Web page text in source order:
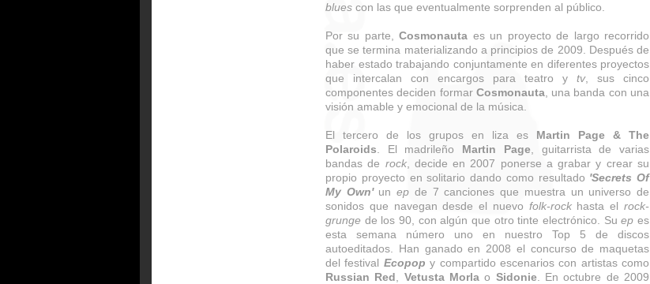
blues con las que eventualmente sorprenden al público.
Por su parte,Cosmonauta es un proyecto de largo recorrido
que se termina materializando a principios de 2009. Después de
haber estado trabajando conjuntamente en diferentes proyectos
que intercalan con encargos para teatro y tv, sus cinco
componentes deciden formar Cosmonauta, una banda con una
visión amable y emocional de la música.
El tercero de los grupos en liza es Martin Page & The
Polaroids . El madrileño Martin Page, guitarrista de varias
bandas de rock, decide en 2007 ponerse a grabar y crear su
propio proyecto en solitario dando como resultado 'Secrets Of
My Own'unep de 7 canciones que muestra un universo de
sonidos que navegan desde el nuevo folk-rockhasta elrock-
grunge de los 90, con algún que otro tinte electrónico. Suep es
esta semana número uno en nuestro Top 5 de discos
autoeditados. Han ganado en 2008 el concurso de maquetas
del festival Ecopop y compartido escenarios con artistas como
Russian Red
Vetusta Morla o Sidonie. En octubre de 2009